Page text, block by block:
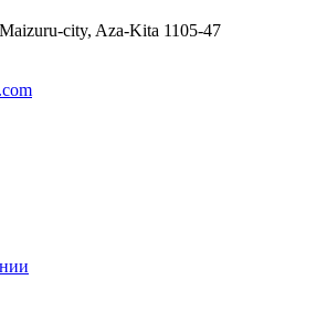
city, Aza-Kita 1105-47